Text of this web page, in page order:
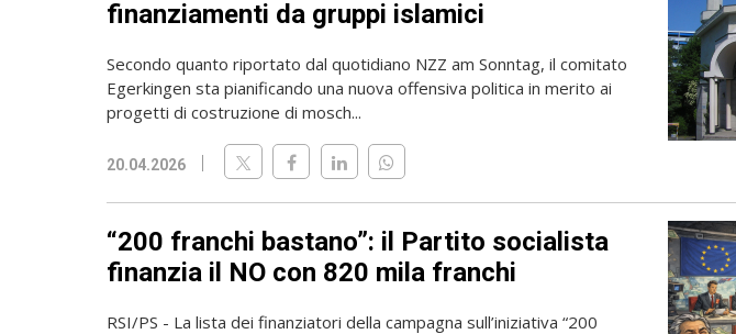
finanziamenti da gruppi islamici
Secondo quanto riportato dal quotidiano NZZ am Sonntag, il comitato
Egerkingen sta pianificando una nuova offensiva politica in merito ai
progetti di costruzione di mosch...
20.04.2026
“200 franchi bastano”: il Partito socialista
finanzia il NO con 820 mila franchi
RSI/PS - La lista dei finanziatori della campagna sull’iniziativa “200